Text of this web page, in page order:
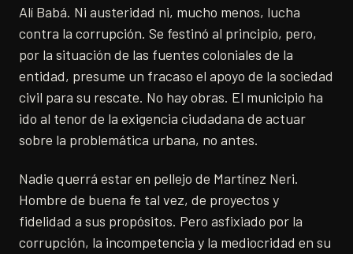
Alí Babá. Ni austeridad ni, mucho menos, lucha
contra la corrupción. Se festinó al principio, pero,
por la situación de las fuentes coloniales de la
entidad, presume un fracaso el apoyo de la sociedad
civil para su rescate. No hay obras. El municipio ha
ido al tenor de la exigencia ciudadana de actuar
sobre la problemática urbana, no antes.
Nadie querrá estar en pellejo de Martínez Neri.
Hombre de buena fe tal vez, de proyectos y
fidelidad a sus propósitos. Pero asfixiado por la
corrupción, la incompetencia y la mediocridad en su